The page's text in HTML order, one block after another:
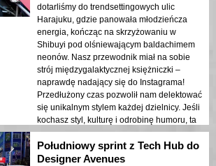
dotarliśmy do trendsettingowych ulic
Harajuku, gdzie panowała młodzieńcza
energia, kończąc na skrzyżowaniu w
Shibuyi pod olśniewającym baldachimem
neonów. Nasz przewodnik miał na sobie
strój międzygalaktycznej księżniczki –
naprawdę nadający się do Instagrama!
Przedłużony czas pozwolił nam delektować
się unikalnym stylem każdej dzielnicy. Jeśli
kochasz styl, kulturę i odrobinę humoru, ta
malownicza przejażdżka to po prostu
najwyższa półka.
Południowy sprint z Tech Hub do
Designer Avenues